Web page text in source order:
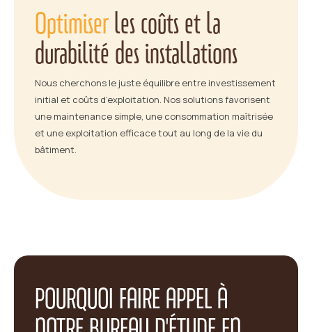
Optimiserles coûts et la
durabilité des installations
Nous cherchons le juste équilibre entre investissement
initial et coûts d’exploitation. Nos solutions favorisent
une maintenance simple, une consommation maîtrisée
et une exploitation efficace tout au long de la vie du
bâtiment.
POURQUOI FAIRE APPEL À